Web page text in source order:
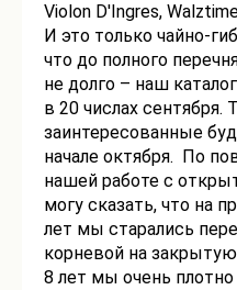
Violon D'Ingres,
И это только чайно-
что до полного
не долго – наш
в 20 числах сентября.
заинтересованные
начале октября. По
нашей работе с
могу сказать, что на
лет мы старались
корневой на
8 лет мы очень